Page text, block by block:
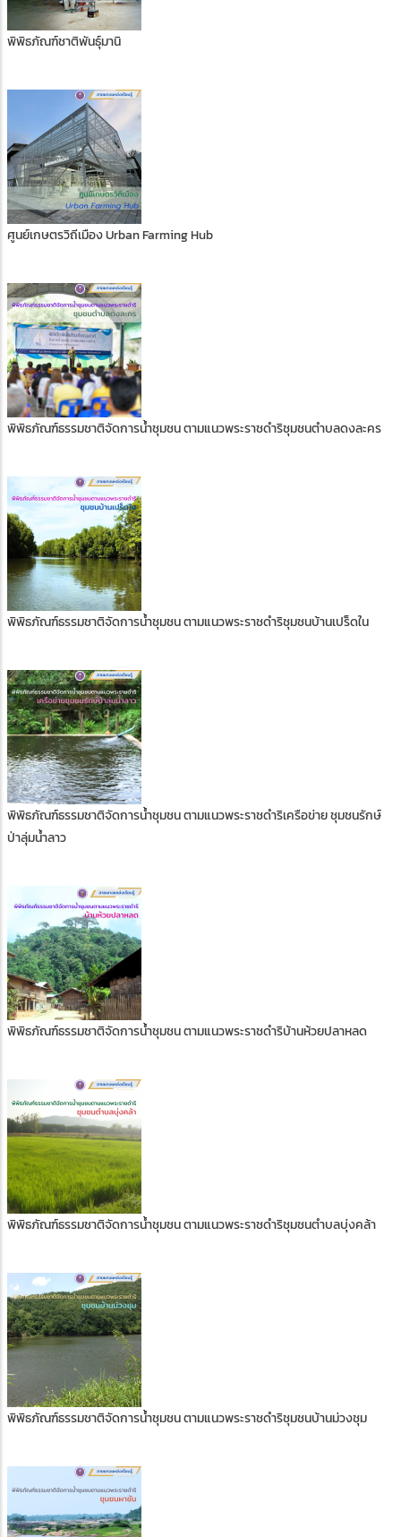
พิพิธภัณฑ์ชาติพันธุ์มานิ
ศูนย์เกษตรวิถีเมือง Urban Farming Hub
พิพิธภัณฑ์ธรรมชาติจัดการน้ำชุมชน ตามแนวพระราชดำริชุมชนตำบลดงละคร
พิพิธภัณฑ์ธรรมชาติจัดการน้ำชุมชน ตามแนวพระราชดำริชุมชนบ้านเปร็ดใน
พิพิธภัณฑ์ธรรมชาติจัดการน้ำชุมชน ตามแนวพระราชดำริเครือข่าย ชุมชนรักษ์
ป่าลุ่มน้ำลาว
พิพิธภัณฑ์ธรรมชาติจัดการน้ำชุมชน ตามแนวพระราชดำริบ้านห้วยปลาหลด
พิพิธภัณฑ์ธรรมชาติจัดการน้ำชุมชน ตามแนวพระราชดำริชุมชนตำบลบุ่งคล้า
พิพิธภัณฑ์ธรรมชาติจัดการน้ำชุมชน ตามแนวพระราชดำริชุมชนบ้านม่วงชุม